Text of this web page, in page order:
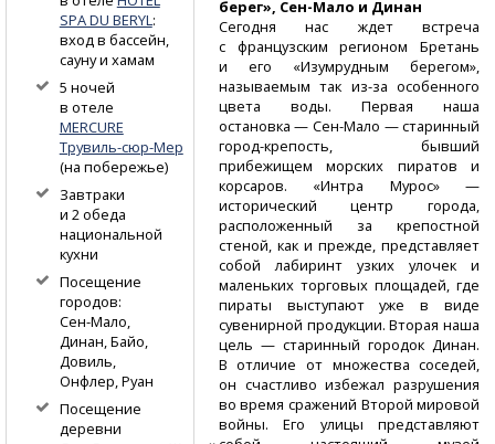
берег», Сен-Мало и Динан
Сегодня нас ждет встреча
с французским регионом Бретань
и его «Изумрудным берегом»,
называемым так из-за особенного
цвета воды. Первая наша
остановка — Сен-Мало — старинный
город-крепость,бывший
прибежищем морских пиратов и
корсаров. «Интра Мурос» —
исторический центр города,
расположенный за крепостной
стеной, как и прежде, представляет
собой лабиринт узких улочек и
маленьких торговых площадей, где
пираты выступают уже в виде
сувенирной продукции. Вторая наша
цель — старинный городок Динан.
В отличие от множества соседей,
он счастливо избежал разрушения
во время сражений Второй мировой
войны. Его улицы представляют
SPA DU BERYL:
вход в бассейн,
сауну и хамам
5 ночей
в отеле
MERCURE
Трувиль-сюр-Мер
(на побережье)
Завтраки
и 2 обеда
национальной
кухни
Посещение
городов:
Сен-Мало,
Динан, Байо,
Довиль,
Онфлер, Руан
Посещение
деревни